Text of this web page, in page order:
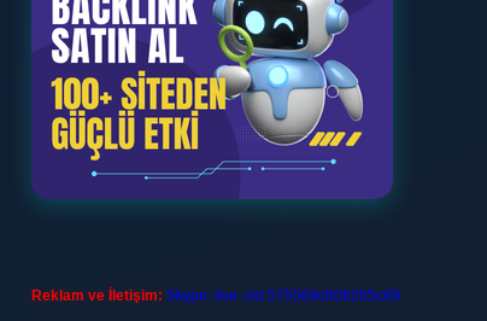
Reklam ve İletişim: Skype: live:.cid.575569c608265c69